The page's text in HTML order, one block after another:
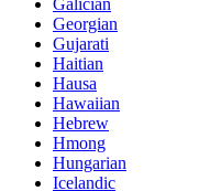
Galician
Georgian
Gujarati
Haitian
Hausa
Hawaiian
Hebrew
Hmong
Hungarian
Icelandic